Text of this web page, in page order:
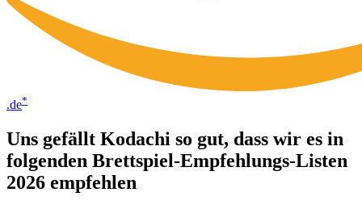
.de*
Uns gefällt Kodachi so gut, dass wir es in
folgenden Brettspiel-Empfehlungs-Listen
2026 empfehlen